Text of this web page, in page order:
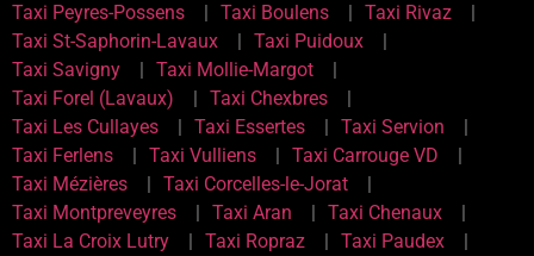
Taxi Peyres-Possens
Taxi Boulens
Taxi Rivaz
Taxi St-Saphorin-Lavaux
Taxi Puidoux
Taxi Savigny
Taxi Mollie-Margot
Taxi Forel (Lavaux)
Taxi Chexbres
Taxi Les Cullayes
Taxi Essertes
Taxi Servion
Taxi Ferlens
Taxi Vulliens
Taxi Carrouge VD
Taxi Mézières
Taxi Corcelles-le-Jorat
Taxi Montpreveyres
Taxi Aran
Taxi Chenaux
Taxi La Croix Lutry
Taxi Ropraz
Taxi Paudex